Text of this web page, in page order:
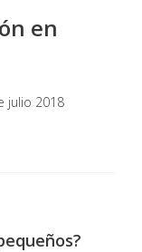
en
julio 2018